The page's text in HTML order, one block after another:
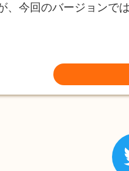
、今回のバージョンで